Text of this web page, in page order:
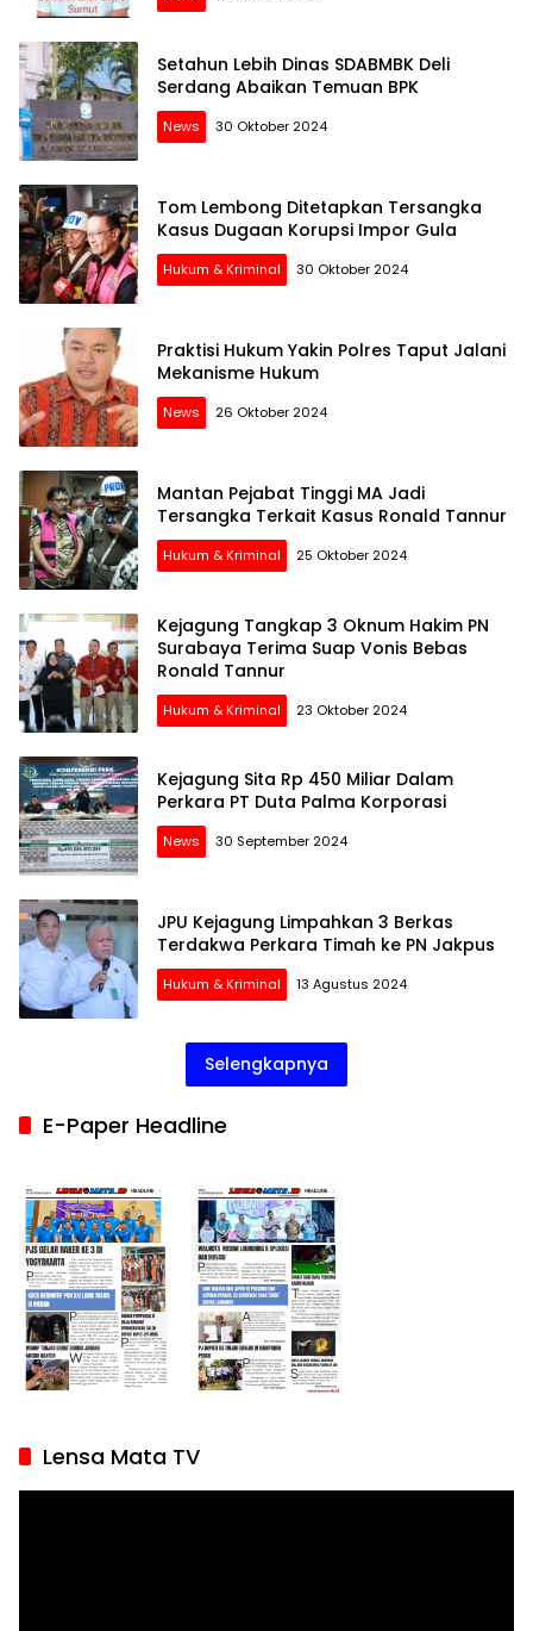
Setahun Lebih Dinas SDABMBK Deli
Serdang Abaikan Temuan BPK
News 30 Oktober 2024
Tom Lembong Ditetapkan Tersangka
Kasus Dugaan Korupsi Impor Gula
Hukum & Kriminal 30 Oktober 2024
Praktisi Hukum Yakin Polres Taput Jalani
Mekanisme Hukum
News 26 Oktober 2024
Mantan Pejabat Tinggi MA Jadi
Tersangka Terkait Kasus Ronald Tannur
Hukum & Kriminal 25 Oktober 2024
Kejagung Tangkap 3 Oknum Hakim PN
Surabaya Terima Suap Vonis Bebas
Ronald Tannur
Hukum & Kriminal 23 Oktober 2024
Kejagung Sita Rp 450 Miliar Dalam
Perkara PT Duta Palma Korporasi
News 30 September 2024
JPU Kejagung Limpahkan 3 Berkas
Terdakwa Perkara Timah ke PN Jakpus
Hukum & Kriminal 13 Agustus 2024
Selengkapnya
E-Paper Headline
Lensa Mata TV